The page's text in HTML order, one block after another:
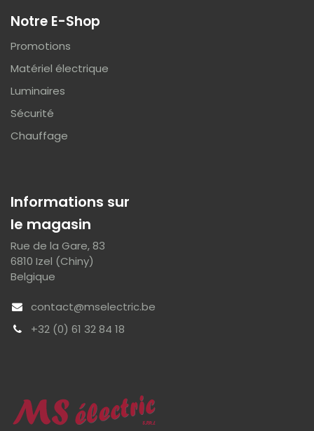
Informations sur
le magasin
Rue de la Gare, 83
6810 Izel (Chiny)
Belgique
contact@mselectric.be
+32 (0) 61 32 84 18
Notre E-Shop
Promotions
Matériel électrique
Luminaires
Sécurité
Chauffage